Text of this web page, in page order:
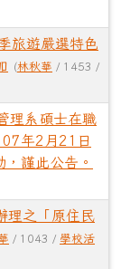
旅遊嚴選特色
(林秋華 / 1453 /
理系碩士在職
年2月21日
謹此公告。
理之「原住民
/ 1043 / 學校活